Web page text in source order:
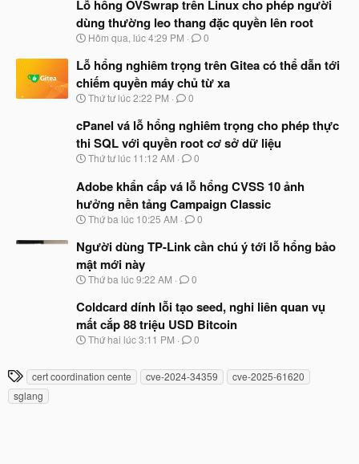
Lỗ hổng OVSwrap trên Linux cho phép người
dùng thường leo thang đặc quyền lên root
N
à
b
ắ
đ
ầ
u
Hôm qua, lúc 4:29 PM 0
Lỗ hổng nghiêm trọng trên Gitea có thể dẫn tới
chiếm quyền máy chủ từ xa
N
à
b
ắ
đ
ầ
u
Thứ tư lúc 2:22 PM 0
cPanel vá lỗ hổng nghiêm trọng cho phép thực
thi SQL với quyền root cơ sở dữ liệu
N
à
y
b
ắ
đ
ầ
u
Thứ tư lúc 11:12 AM 0
Adobe khẩn cấp vá lỗ hổng CVSS 10 ảnh
hưởng nền tảng Campaign Classic
N
à
y
b
ắ
đ
ầ
u
Thứ ba lúc 10:25 AM 0
Người dùng TP-Link cần chú ý tới lỗ hổng bảo
mật mới này
N
à
y
b
ắ
đ
ầ
Thứ ba lúc 9:22 AM 0
Coldcard dính lỗi tạo seed, nghi liên quan vụ
mất cắp 88 triệu USD Bitcoin
N
y
Thứ hai lúc 3:11 PM 0
T
h
ẻ
cert coordination cente cve-2024-34359
cve-2025-61620
sglang